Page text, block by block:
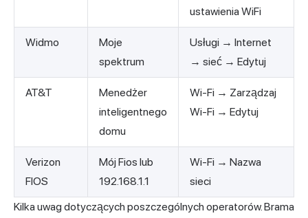
ustawienia WiFi
Widmo
Moje
spektrum
Usługi → Internet
→ sieć → Edytuj
AT&T
Menedżer
inteligentnego
domu
Wi-Fi → Zarządzaj
Wi-Fi → Edytuj
Verizon
FIOS
Mój Fios lub
192.168.1.1
Wi-Fi → Nazwa
sieci
Kilka uwag dotyczących poszczególnych operatorów. Brama